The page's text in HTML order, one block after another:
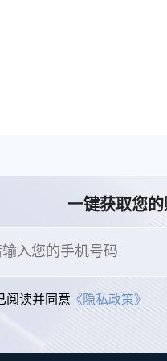
一键获取您
阅读并同意《隐私政策》